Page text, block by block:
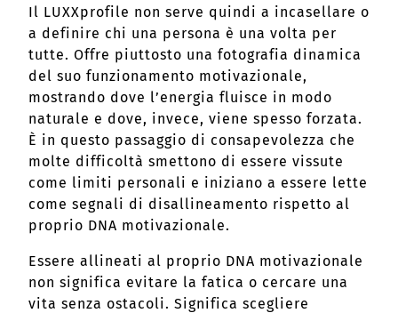
Il LUXXprofile non serve quindi a incasellare o
a definire chi una persona è una volta per
tutte. Offre piuttosto una fotografia dinamica
del suo funzionamento motivazionale,
mostrando dove l’energia fluisce in modo
naturale e dove, invece, viene spesso forzata.
È in questo passaggio di consapevolezza che
molte difficoltà smettono di essere vissute
come limiti personali e iniziano a essere lette
come segnali di disallineamento rispetto al
proprio DNA motivazionale.
Essere allineati al proprio DNA motivazionale
non significa evitare la fatica o cercare una
vita senza ostacoli. Significa scegliere